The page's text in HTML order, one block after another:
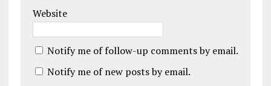
Website
Notify me of follow-up comments by email.
Notify me of new posts by email.